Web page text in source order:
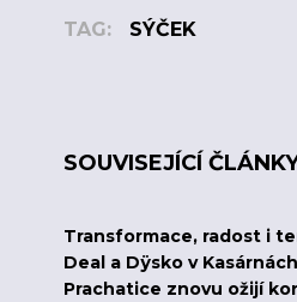
TAG: SÝČEK
SOUVISEJÍCÍ
Transformace, radost i
Deal a Dÿsko v Kasárnách
Prachatice znovu ožijí